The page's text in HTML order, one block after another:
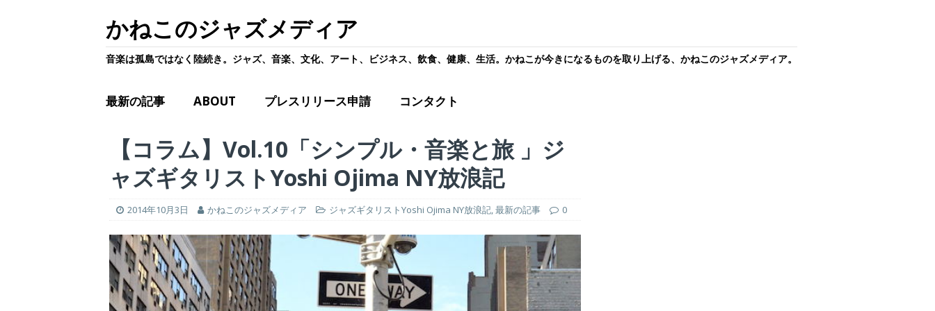
かねこのジャズメディア
音楽は孤島ではなく陸続き。ジャズ、音楽、文化、アート、ビジネス、飲食、健康、生活。かねこが今きになるものを取り上げる、かねこのジャズメディア。
最新の記事 ABOUT プレスリリース申請 コンタクト
【コラム】Vol.10「シンプル・音楽と旅 」ジ
ャズギタリストYoshi Ojima NY放浪記
2014年10月3日 かねこのジャズメディア ジャズギタリストYoshi Ojima NY放浪記,最新の記事 0